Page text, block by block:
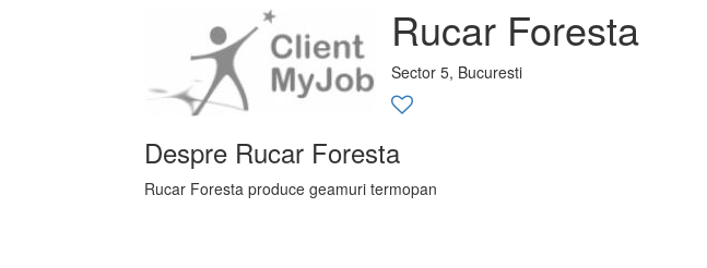
Rucar Foresta
Sector 5, Bucuresti
Despre Rucar Foresta
Rucar Foresta produce geamuri termopan